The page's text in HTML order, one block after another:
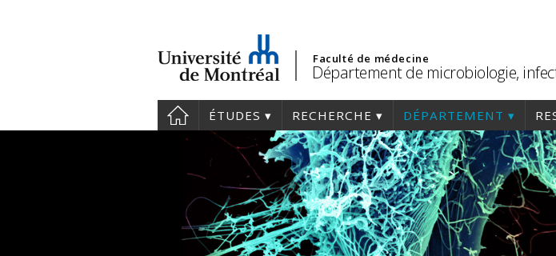
Faculté de médecine
Département de microbiologie,
ÉTUDES RECHERCHE DÉPARTEMENT